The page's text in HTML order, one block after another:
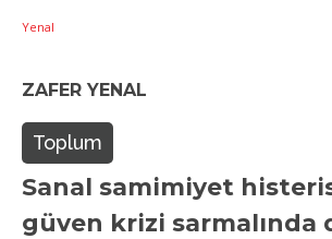
ZAFER YENAL
Toplum
Sanal samimiyet
güven krizi sarmalında